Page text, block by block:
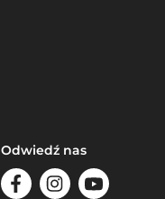
Odwiedź nas